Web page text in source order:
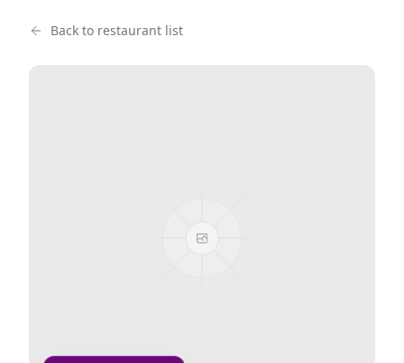
Back to restaurant list